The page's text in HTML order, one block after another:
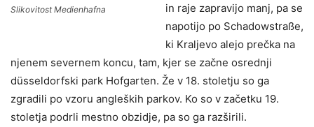
Slikovitost Medienhafna
in raje zapravijo manj, pa se
napotijo po Schadowstraße,
ki Kraljevo alejo prečka na
njenem severnem koncu, tam, kjer se začne osrednji
düsseldorfski park Hofgarten. Že v 18. stoletju so ga
zgradili po vzoru angleških parkov. Ko so v začetku 19.
stoletja podrli mestno obzidje, pa so ga razširili.